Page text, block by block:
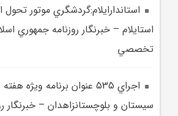
استاندارايلام:گردشگري موتور
استايلام – خبرنگار روزنامه جمهوري
تخصصي
اجراي 535 عنوان برنامه
سيستان و بلوچستانزاهدان – خبرنگار